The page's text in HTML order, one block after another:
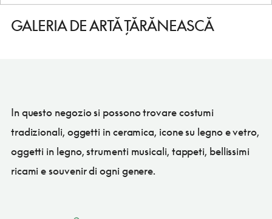
GALERIA DE ARTĂ ŢĂRĂNEASCĂ
In questo negozio si possono trovare costumi
tradizionali, oggetti in ceramica, icone su legno e vetro,
oggetti in legno, strumenti musicali, tappeti, bellissimi
ricami e souvenir di ogni genere.